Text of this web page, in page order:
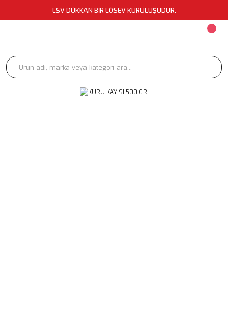
LSV DÜKKAN BİR LÖSEV KURULUŞUDUR.